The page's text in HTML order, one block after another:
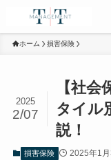
ホーム 損害保険
【社
タイル
説！
2025
2/07
損害保険 2025年1月